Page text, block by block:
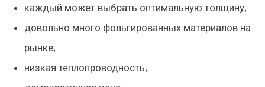
каждый может выбрать оптимальную толщину;
довольно много фольгированных материалов на
рынке;
низкая теплопроводность;